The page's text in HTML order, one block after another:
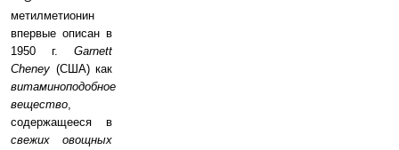
метилметионин
впервые описан в
1950 г. Garnett
Cheney (США) как
витаминоподобное
вещество,
содержащееся в
свежих овощных